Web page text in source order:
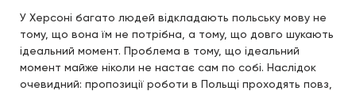
У Херсоні багато людей відкладають польську мову не
тому, що вона їм не потрібна, а тому, що довго шукають
ідеальний момент. Проблема в тому, що ідеальний
момент майже ніколи не настає сам по собі. Наслідок
очевидний: пропозиції роботи в Польщі проходять повз,